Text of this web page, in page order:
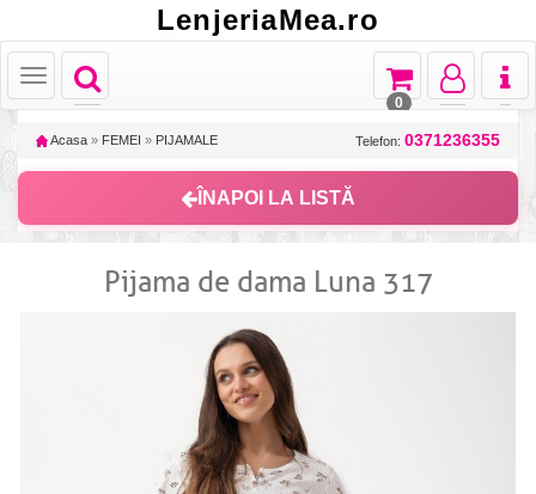
LenjeriaMea.ro
Toggle
navigation
Toggle
Toggle
navigation
Toggle
navigation
Toggle
navigation
0
Acasa » FEMEI » PIJAMALE Telefon: 0371236355
ÎNAPOI LA LISTĂ
Pijama de dama Luna 317